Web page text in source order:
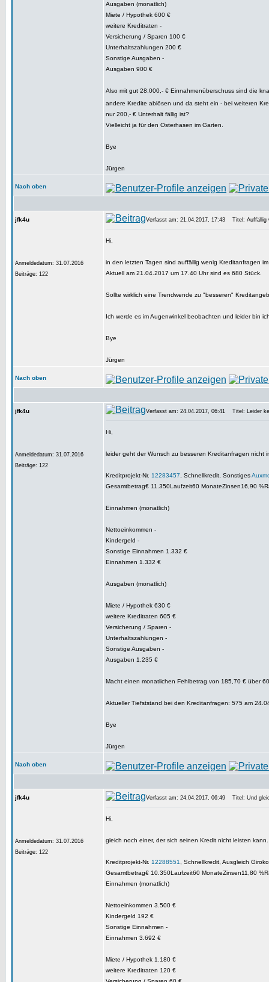
Ausgaben (monatlich)
Miete / Hypothek 600 €
weitere Kreditraten -
Versicherung / Sparen 100 €
Unterhaltszahlungen 200 €
Sonstige Ausgaben -
Ausgaben 900 €
Also mit gut 28.000,- € Einnahmenüberschuss sind die
andere Kredite ablösen und da steht ein - bei weiteren
nur 200,- € Unterhalt fällig ist?
Vielleicht ja für den Osterhasen im Garten.
Bye
Jürgen
Nach oben
jfk4u
Anmeldedatum: 31.07.2016
Beiträge: 122
Verfasst am: 21.04.2017, 17:43 Titel: Auffällig
Hi,
in den letzten Tagen sind auffällig wenig Kreditanfragen
Aktuell am 21.04.2017 um 17.40 Uhr sind es 680 Stück.
Sollte wirklich eine Trendwende zu "besseren"
Ich werde es im Augenwinkel beobachten und leider bin
Bye
Jürgen
Nach oben
jfk4u
Anmeldedatum: 31.07.2016
Beiträge: 122
Verfasst am: 24.04.2017, 06:41 Titel: Leider
Hi,
leider geht der Wunsch zu besseren Kreditanfragen nicht
Kreditprojekt-Nr. 12283457 , Schnellkredit, Sonstiges
Gesamtbetrag€ 11.350Laufzeit60 MonateZinsen16,90
Einnahmen (monatlich)
Nettoeinkommen -
Kindergeld -
Sonstige Einnahmen 1.332 €
Einnahmen 1.332 €
Ausgaben (monatlich)
Miete / Hypothek 630 €
weitere Kreditraten 605 €
Versicherung / Sparen -
Unterhaltszahlungen -
Sonstige Ausgaben -
Ausgaben 1.235 €
Macht einen monatlichen Fehlbetrag von 185,70 € über
Aktueller Tiefststand bei den Kreditanfragen: 575 am
Bye
Jürgen
Nach oben
jfk4u
Anmeldedatum: 31.07.2016
Beiträge: 122
Verfasst am: 24.04.2017, 06:49 Titel: Und
Hi,
gleich noch einer, der sich seinen Kredit nicht leisten kann.
Kreditprojekt-Nr. 12288551
, Schnellkredit, Ausgleich
Gesamtbetrag€ 10.350Laufzeit60 MonateZinsen11,80
Einnahmen (monatlich)
Nettoeinkommen 3.500 €
Kindergeld 192 €
Sonstige Einnahmen -
Einnahmen 3.692 €
Miete / Hypothek 1.180 €
weitere Kreditraten 120 €